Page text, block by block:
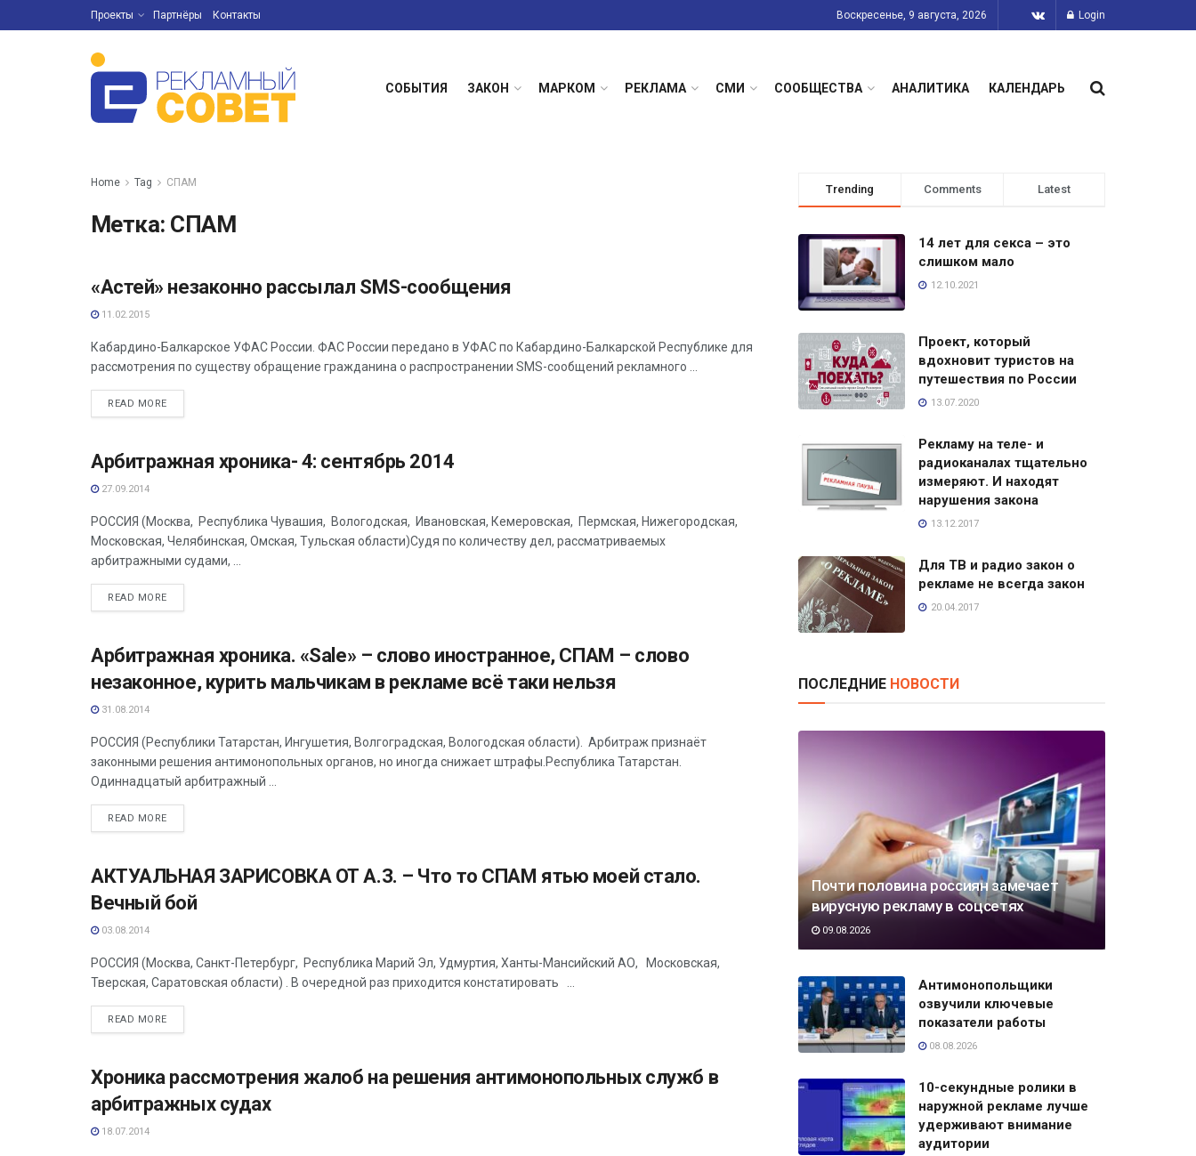
Проекты Партнёры Контакты Воскресенье, 9 августа, 2026 Login
СОБЫТИЯ ЗАКОН МАРКОМ РЕКЛАМА СМИ СООБЩЕСТВА АНАЛИТИКА КАЛЕНДАРЬ
Home Tag СПАМ
Метка: СПАМ
АНАЛИТИКА
«Астей» незаконно рассылал SMS-сообщения
11.02.2015
Кабардино-Балкарское УФАС России. ФАС России передано в УФАС по Кабардино-Балкарской Республике для
рассмотрения по существу обращение гражданина о распространении SMS-сообщений рекламного ...
READ MORE
АНАЛИТИКА
Арбитражная хроника- 4: сентябрь 2014
27.09.2014
РОССИЯ (Москва, Республика Чувашия, Вологодская, Ивановская, Кемеровская, Пермская, Нижегородская,
Московская, Челябинская, Омская, Тульская области)Судя по количеству дел, рассматриваемых
арбитражными судами, ...
READ MORE
АНАЛИТИКА
Арбитражная хроника. «Sale» – слово иностранное, СПАМ – слово
незаконное, курить мальчикам в рекламе всё таки нельзя
31.08.2014
РОССИЯ (Республики Татарстан, Ингушетия, Волгоградская, Вологодская области). Арбитраж признаёт
законными решения антимонопольных органов, но иногда снижает штрафы.Республика Татарстан.
Одиннадцатый арбитражный ...
READ MORE
АНАЛИТИКА
АКТУАЛЬНАЯ ЗАРИСОВКА ОТ А.З. – Что то СПАМ ятью моей стало.
Вечный бой
03.08.2014
РОССИЯ (Москва, Санкт-Петербург, Республика Марий Эл, Удмуртия, Ханты-Мансийский АО, Московская,
Тверская, Саратовская области) . В очередной раз приходится констатировать ...
READ MORE
АНАЛИТИКА
Хроника рассмотрения жалоб на решения антимонопольных служб в
арбитражных судах
18.07.2014
Trending Comments Latest
14 лет для секса – это
слишком мало
12.10.2021
Проект, который
вдохновит туристов на
путешествия по России
13.07.2020
Рекламу на теле- и
радиоканалах тщательно
измеряют. И находят
нарушения закона
13.12.2017
Для ТВ и радио закон о
рекламе не всегда закон
20.04.2017
ПОСЛЕДНИЕ НОВОСТИ
Почти половина россиян замечает
вирусную рекламу в соцсетях
09.08.2026
Антимонопольщики
озвучили ключевые
показатели работы
08.08.2026
10-секундные ролики в
наружной рекламе лучше
удерживают внимание
аудитории